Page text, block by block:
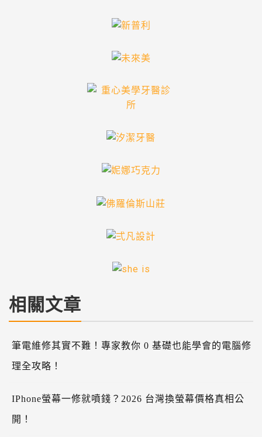
相關文章
筆電維修其實不難！專家教你 0 基礎也能學會的電腦修
理全攻略！
IPhone螢幕一修就噴錢？2026 台灣換螢幕價格真相公
開！